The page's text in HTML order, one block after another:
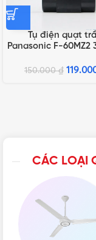
Tụ điện quạt
Panasonic F-60MZ2
150.000₫
CÁC LOẠI